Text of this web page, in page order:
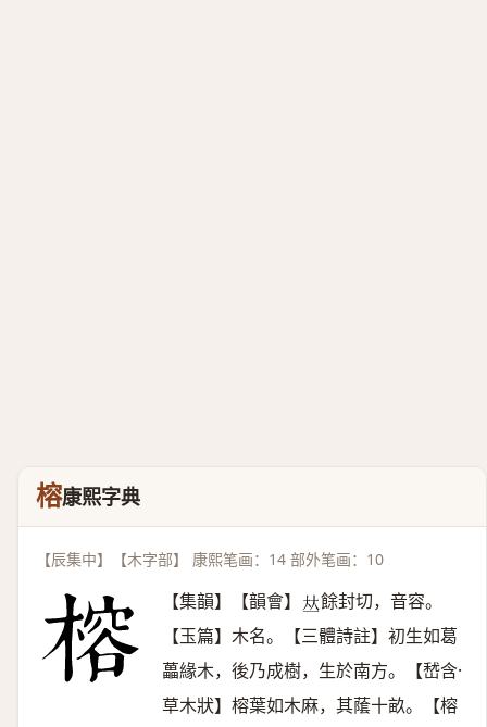
榕康熙字典
【辰集中】【木字部】 康熙笔画：14 部外笔画：10
【集韻】【韻會】 𠀤餘封切，音容。
【玉篇】木名。【三體詩註】初生如葛
藟緣木，後乃成樹，生於南方。【嵆含·
草木狀】榕葉如木麻，其䕃十畝。【榕